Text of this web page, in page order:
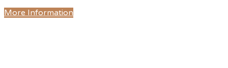
More Information